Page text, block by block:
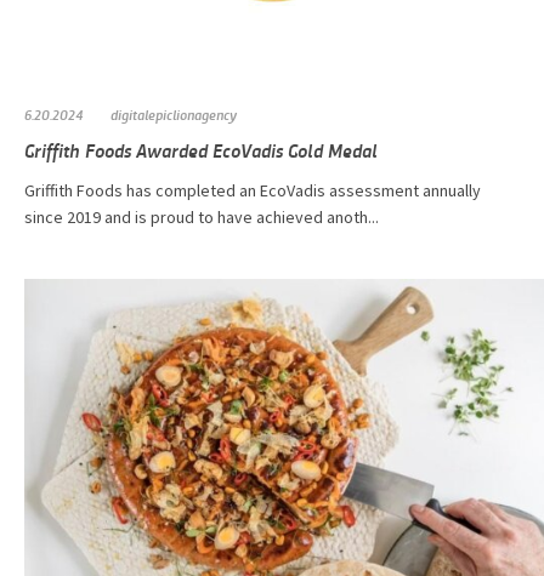
6.20.2024 digitalepiclionagency
Griffith Foods Awarded EcoVadis Gold Medal
Griffith Foods has completed an EcoVadis assessment annually
since 2019 and is proud to have achieved anoth...